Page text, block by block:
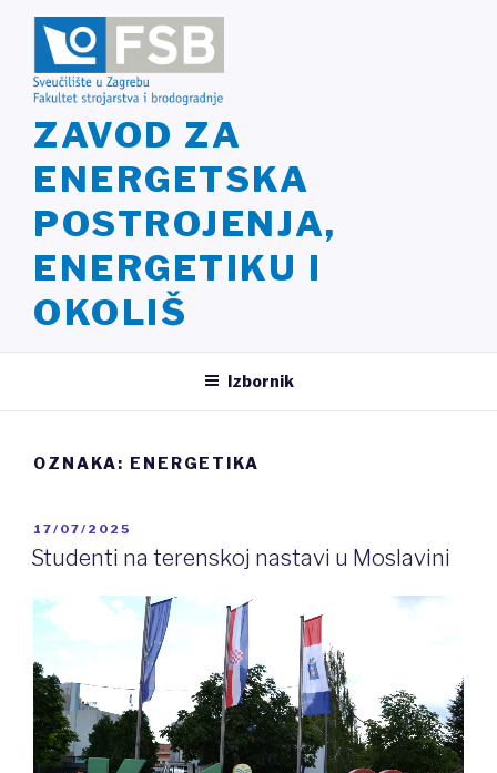
Preskoči
ZAVOD ZA
ENERGETSKA
POSTROJENJA,
ENERGETIKU I
OKOLIŠ
Izbornik
OZNAKA: ENERGETIKA
OBJAVLJENO
17/07/2025
Studenti na terenskoj nastavi u Moslavini